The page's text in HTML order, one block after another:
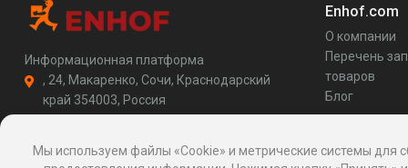
Информационная платформа
, 24, Макаренко, Сочи, Краснодарский
край 354003, Россия
http://enhof.com
Enhof.com
О компании
Перечень
товаров
Блог
Мы используем файлы «Cookie» и метрические системы для